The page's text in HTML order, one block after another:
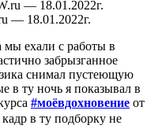
— 18.01.2022г.
мы ехали с работы в
забрызганное
снимал пустеющую
в ту ночь я показывал в
#моёвдохновение от
кадр в ту подборку не